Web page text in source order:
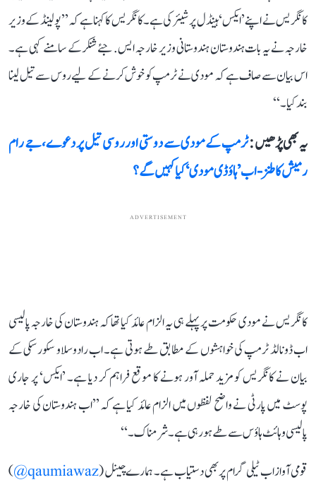
کانگریس نے اپنے ’ایکس‘ ہینڈل پر شیئر کی ہے۔ کانگریس کا کہنا ہے کہ ’’پولینڈ کے وزیر
خارجہ نے یہ بات ہندوستان ہندوستانی وزیر خارجہ ایس. جئے شنکر کے سامنے کہی ہے۔
اس بیان سے صاف ہے کہ مودی نے ٹرمپ کو خوش کرنے کے لیے روس سے تیل لینا
بند کیا۔‘‘
یہ بھی پڑھیں :ٹرمپ کے مودی سے دوستی اور روسی تیل پر دعوے، جے رام
رمیش کا طنز- اب ’ہاؤڈی مودی‘ کیا کہیں گے؟
ADVERTISEMENT
کانگریس نے مودی حکومت پر پہلے ہی یہ الزام عائد کیا تھا کہ ہندوستان کی خارجہ پالیسی
اب ڈونالڈ ٹرمپ کی خواہشوں کے مطابق طے ہوتی ہے۔ اب رادوسلاو سکورسکی کے
بیان نے کانگریس کو مزید حملہ آور ہونے کا موقع فراہم کر دیا ہے۔ ’ایکس‘ پر جاری
پوسٹ میں پارٹی نے واضح لفظوں میں الزام عائد کیا ہے کہ ’’اب ہندوستان کی خارجہ
پالیسی وہائٹ ہاؤس سے طے ہو رہی ہے۔ شرمناک۔‘‘
قومی آواز اب ٹیلی گرام پر بھی دستیاب ہے۔ ہمارے چینل (qaumiawaz@
)